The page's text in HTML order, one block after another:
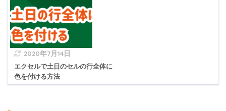
2020年7月14日
エクセルで土日のセルの行全体に
色を付ける方法